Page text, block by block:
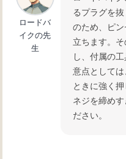
ロードバ
イクの先
生
るプラグを
のため、ピ
立ちます。
し、付属の
意点として
ときに強く
ネジを締め
ださい。